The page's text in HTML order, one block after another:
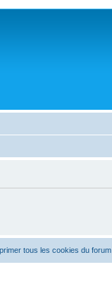
tous les cookies du forum